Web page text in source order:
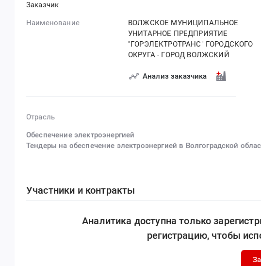
Заказчик
Наименование
ВОЛЖСКОЕ МУНИЦИПАЛЬНОЕ
УНИТАРНОЕ ПРЕДПРИЯТИЕ
"ГОРЭЛЕКТРОТРАНС" ГОРОДСКОГО
ОКРУГА - ГОРОД ВОЛЖСКИЙ
Анализ заказчика
Отрасль
Обеспечение электроэнергией
Тендеры на обеспечение электроэнергией в Волгоградской
Участники и контракты
Аналитика доступна только
регистрацию, чтобы